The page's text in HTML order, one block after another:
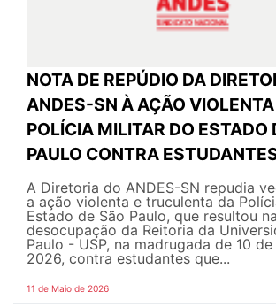
NOTA DE REPÚDIO DA
ANDES-SN À AÇÃO
POLÍCIA MILITAR DO ESTADO
PAULO CONTRA
A Diretoria do ANDES-SN repudia
a ação violenta e truculenta da
Estado de São Paulo, que resultou na
desocupação da Reitoria da
Paulo - USP, na madrugada de 10
2026, contra estudantes que...
11 de Maio de 2026